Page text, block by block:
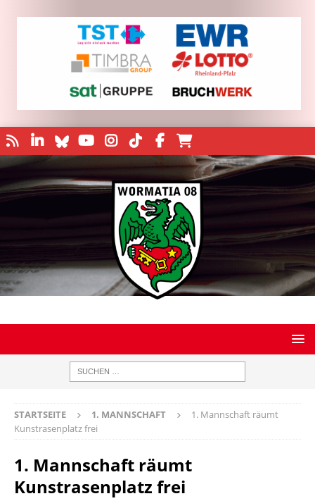
STARTSEITE 1. MANNSCHAFT
1. Mannschaft räumt
Kunstrasenplatz frei
1. Mannschaft räumt
Kunstrasenplatz frei